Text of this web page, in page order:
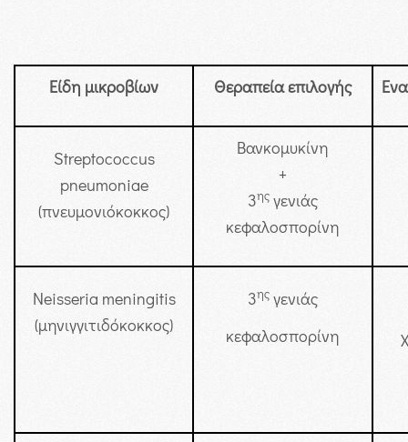
Είδη μικροβίων Θεραπεία επιλογής
Streptococcus
pneumoniae
(πνευμονιόκοκκος)
Βανκομυκίνη
+
3ης γενιάς
κεφαλοσπορίνη
Neisseria meningitis
(μηνιγγιτιδόκοκκος)
3ης γενιάς
κεφαλοσπορίνη